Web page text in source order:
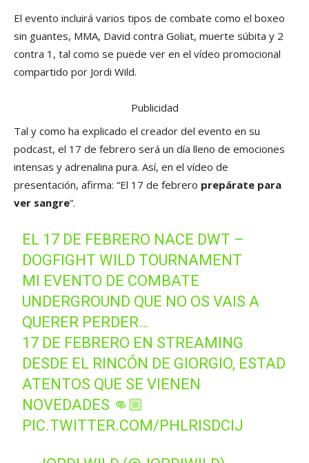
El evento incluirá varios tipos de combate como el boxeo
sin guantes, MMA, David contra Goliat, muerte súbita y 2
contra 1, tal como se puede ver en el vídeo promocional
compartido por Jordi Wild.
Publicidad
Tal y como ha explicado el creador del evento en su
podcast, el 17 de febrero será un día lleno de emociones
intensas y adrenalina pura. Así, en el vídeo de
presentación, afirma: “El 17 de febrero prepárate para
ver sangre“.
EL 17 DE FEBRERO NACE DWT –
DOGFIGHT WILD TOURNAMENT
MI EVENTO DE COMBATE
UNDERGROUND QUE NO OS VAIS A
QUERER PERDER…
17 DE FEBRERO EN STREAMING
DESDE EL RINCÓN DE GIORGIO, ESTAD
ATENTOS QUE SE VIENEN
NOVEDADES 👊🏼
PIC.TWITTER.COM/PHLRISDCIJ